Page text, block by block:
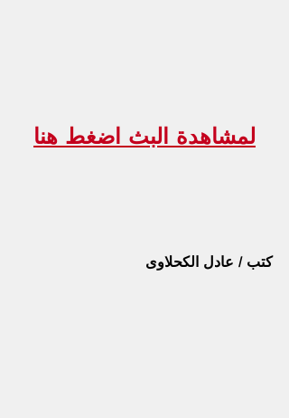
لمشاهدة البث اضغط هنا
كتب / عادل الكحلاوى